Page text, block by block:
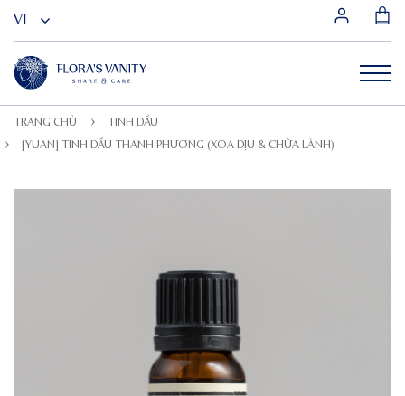
TRANG CHỦ TINH DẦU
[YUAN] TINH DẦU THANH PHƯƠNG (XOA DỊU & CHỮA LÀNH)